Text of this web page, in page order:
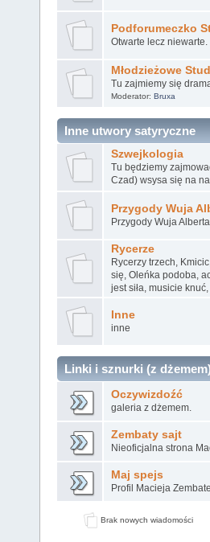
Podforumeczko
Otwarte lecz niewarte.
Młodzieżowe
Tu zajmiemy się
Moderator: Bruxa
Inne utwory satyryczne
Szwejkologia
Tu będziemy
Czad) wsysa się na
Przygody Wuja
Przygody Wuja Alberta
Rycerze
Rycerzy trzech,
się, Oleńka podoba,
jest siła, musicie
Inne
inne
Linki i sznurki (z
Oczywizdoźć
galeria z dżemem.
Zembaty sajt
Nieoficjalna strona
Maj spejs
Profil Macieja
Brak nowych wiadomości